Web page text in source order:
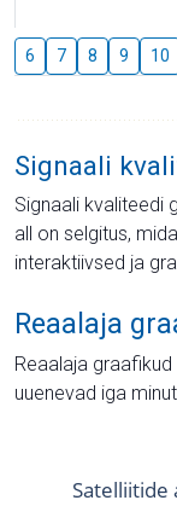
6 7 8 9 10
Signaali
Signaali kvaliteedi
all on selgitus,
interaktiivsed ja
Reaalaja
Reaalaja
uuenevad iga minut.